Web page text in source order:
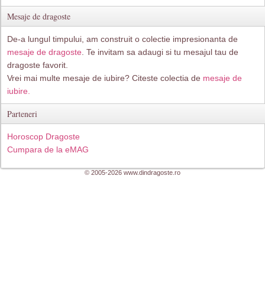
Mesaje de dragoste
De-a lungul timpului, am construit o colectie impresionanta de
mesaje de dragoste . Te invitam sa adaugi si tu mesajul tau de
dragoste favorit.
Vrei mai multe mesaje de iubire? Citeste colectia de mesaje de
iubire.
Parteneri
Horoscop Dragoste
Cumpara de la eMAG
© 2005-2026 www.dindragoste.ro